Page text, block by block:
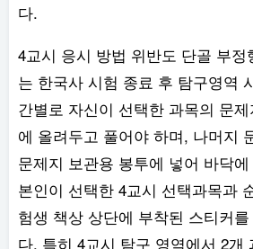
다.
4교시 응시 방법 위반도 단골 부정
는 한국사 시험 종료 후 탐구영역
간별로 자신이 선택한 과목의 문
에 올려두고 풀어야 하며, 나머지
문제지 보관용 봉투에 넣어 바닥
본인이 선택한 4교시 선택과목과
험생 책상 상단에 부착된 스티커
다. 특히 4교시 탐구 영역에서 2개